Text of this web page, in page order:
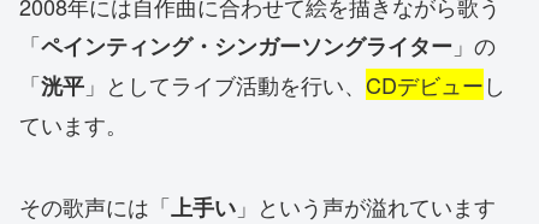
2008年には自作曲に合わせて絵を描きながら歌う
「ペインティング・シンガーソングライター 」の
「洸平 」としてライブ活動を行い、 CDデビューし
ています。
その歌声には「上手い 」という声が溢れています